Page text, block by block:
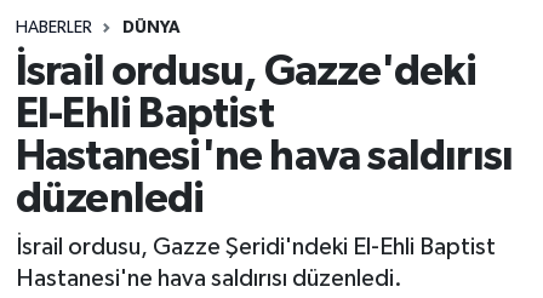
HABERLER DÜNYA
İsrail ordusu, Gazze'deki
El-Ehli Baptist
Hastanesi'ne hava saldırısı
düzenledi
İsrail ordusu, Gazze Şeridi'ndeki El-Ehli Baptist
Hastanesi'ne hava saldırısı düzenledi.
İstanbul Namaz Vakitleri
İstanbul Trafik Yoğunluk Haritası
Süper Lig Puan Durumu ve Fikstür
Tüm Manşetler
Son Dakika Haberleri